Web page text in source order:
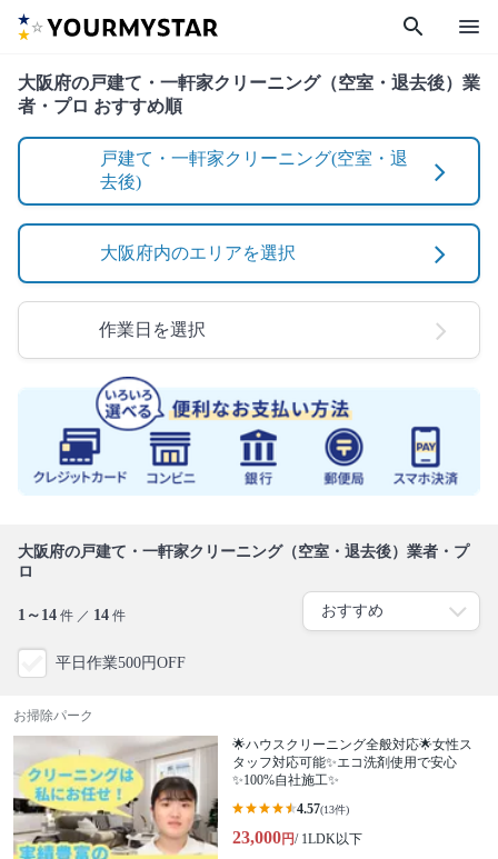
search menu
大阪府の戸建て・一軒家クリーニング（空室・退去後）業
者・プロ おすすめ順
戸建て・一軒家クリーニング(空室・退
去後)
大阪府内のエリアを選択
作業日を選択
大阪府の戸建て・一軒家クリーニング（空室・退去後）業者・プ
ロ
1～14 件 ／ 14 件
平日作業500円OFF
お掃除パーク
🌟ハウスクリーニング全般対応🌟女性ス
タッフ対応可能✨エコ洗剤使用で安心
✨100%自社施工✨
4.57(13件)
23,000円/ 1LDK以下